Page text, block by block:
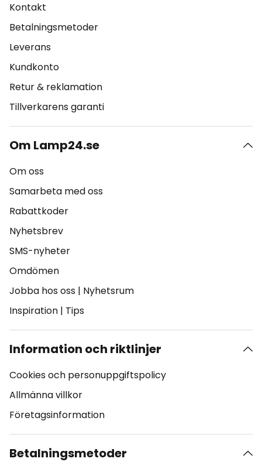
Kontakt
Betalningsmetoder
Leverans
Kundkonto
Retur & reklamation
Tillverkarens garanti
Om Lamp24.se
Om oss
Samarbeta med oss
Rabattkoder
Nyhetsbrev
SMS-nyheter
Omdömen
Jobba hos oss | Nyhetsrum
Inspiration | Tips
Information och riktlinjer
Cookies och personuppgiftspolicy
Allmänna villkor
Företagsinformation
Betalningsmetoder